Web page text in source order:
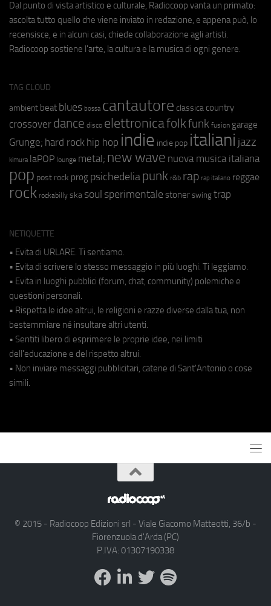
Dal punto di vista artistico e culturale, Radiocoop vanta un primato:
ascolta tutto quello che viene inviato in redazione, e appena può, lo
recensisce, e in alcuni casi, chiede collaborazione agli artisti.
Radiocoop sostiene l'arte, la cultura e la musica di ogni genere.
TAG CLOUD
ambient beat blues bossa cantautore classica country
crossover dance disco elettronicafolkfunk fusion garage
Grunge; hard rock hip hop indie indie pop italiani jazz
kimura laPOP lounge metal; new wave nuova musica italiana
pop post rock prog psichedeliapunk r&b rap rap italiano reggae
rock rockabilly ska soul sperimentale stoner swing trap
NETIQUETTE
• Evita di URLARE. Ti sentiamo.
• Evita di scrivere lo stesso messaggio in più luoghi. Ti leggiamo.
• Evita in luoghi pubblici (forum, chat, community) polemiche e
questioni personali.
• Rispetta le idee altrui, le religioni e razze diverse dalla tua, non
bestemmiare né insultare altri utenti.
• Sentiti libero di esprimere le proprie idee, nei limiti
dell'educazione e del rispetto altrui.
• Non inviare messaggi pubblicitari, catene di Sant'Antonio o cose
simili.
© 2015 - Radiocoop Edizioni srl - Viale Giacomo Matteotti, 36/b -
Fiorenzuola d'Arda (PC)
P.IVA: 01307190338